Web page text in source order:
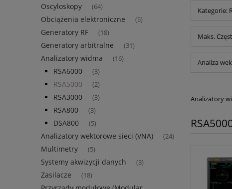
Oscyloskopy (64)
Obciążenia elektroniczne (5)
Generatory RF (18)
Generatory arbitralne (31)
Analizatory widma (16)
RSA6000 (3)
RSA5000 (2)
RSA3000 (3)
RSA800 (3)
DSA800 (5)
Analizatory wektorowe sieci (VNA) (24)
Multimetry (5)
Systemy akwizycji danych (3)
Zasilacze (18)
Kategorie:
Maks.
Analiza
Analizatory